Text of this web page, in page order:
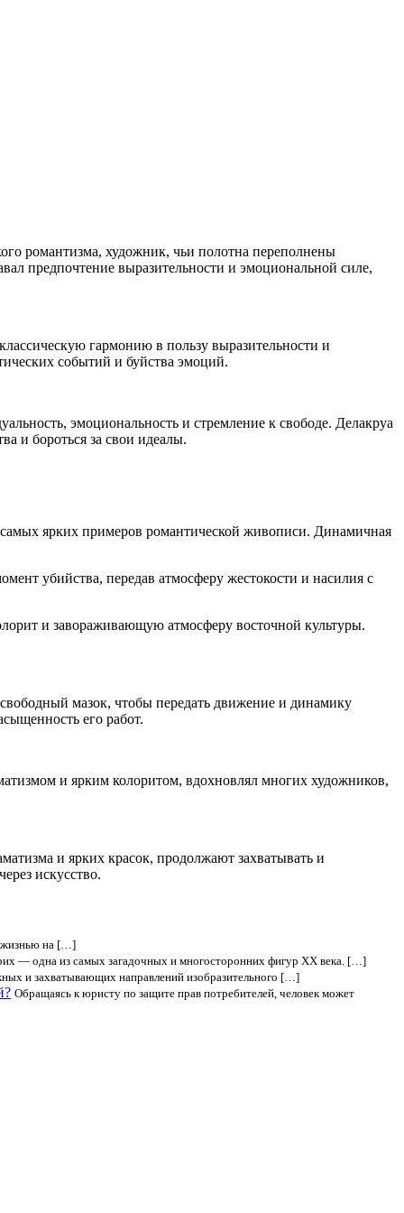
романтизма, художник, чьи полотна переполнены
предпочтение выразительности и эмоциональной силе,
гармонию в пользу выразительности и
событий и буйства эмоций.
эмоциональность и стремление к свободе. Делакруа
и бороться за свои идеалы.
ярких примеров романтической живописи. Динамичная
убийства, передав атмосферу жестокости и насилия с
и завораживающую атмосферу восточной культуры.
мазок, чтобы передать движение и динамику
его работ.
и ярким колоритом, вдохновлял многих художников,
и ярких красок, продолжают захватывать и
искусство.
жизнью на […]
— одна из самых загадочных и многосторонних фигур XX века. […]
и захватывающих направлений изобразительного […]
Обращаясь к юристу по защите прав потребителей, человек может